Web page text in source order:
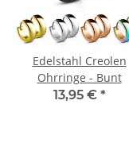
Edelstahl Creolen
Ohrringe - Bunt
13,95 € *